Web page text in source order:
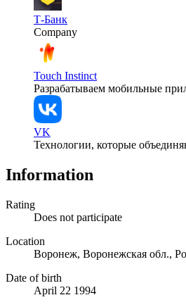
Т-Банк
Company
Touch Instinct
Разрабатываем мобильные
VK
Технологии, которые
Information
Rating
Does not participate
Location
Воронеж, Воронежская обл.,
Date of birth
April 22 1994